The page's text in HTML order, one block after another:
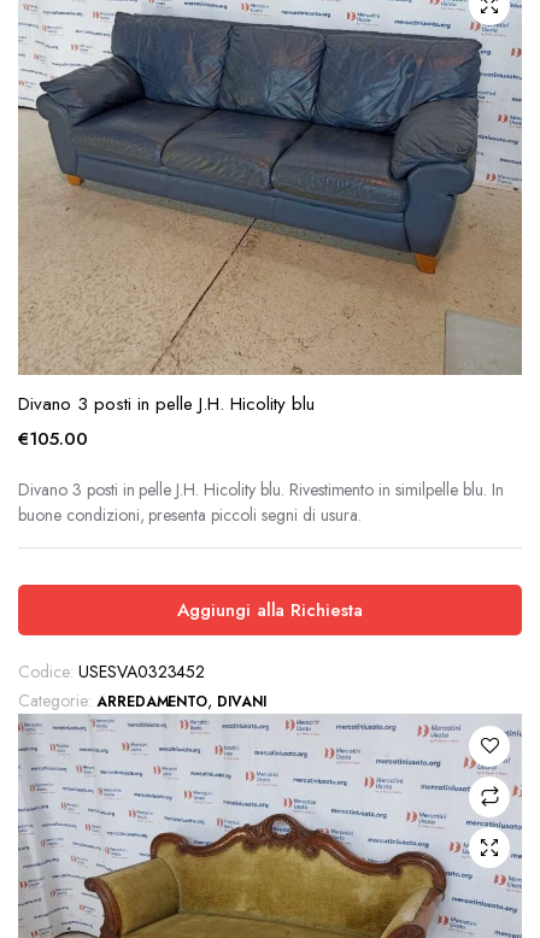
Divano 3 posti in pelle J.H. Hicolity blu
€105.00
Divano 3 posti in pelle J.H. Hicolity blu. Rivestimento in similpelle blu. In
buone condizioni, presenta piccoli segni di usura.
Aggiungi alla Richiesta
Codice: USESVA0323452
Categorie: ARREDAMENTO, DIVANI